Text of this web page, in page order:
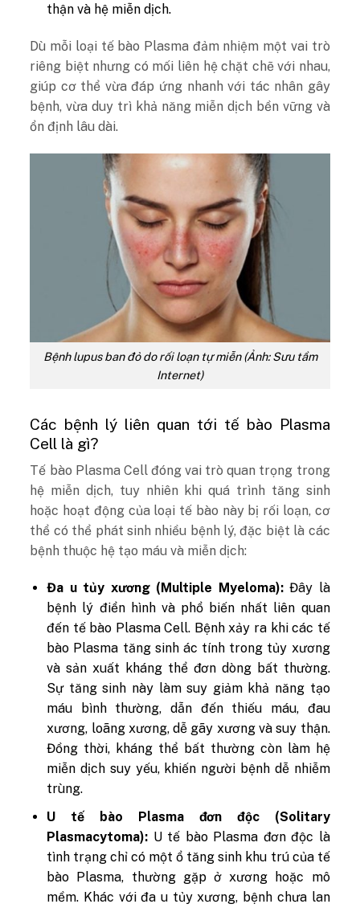
thận và hệ miễn dịch.
Dù mỗi loại tế bào Plasma đảm nhiệm một vai trò
riêng biệt nhưng có mối liên hệ chặt chẽ với nhau,
giúp cơ thể vừa đáp ứng nhanh với tác nhân gây
bệnh, vừa duy trì khả năng miễn dịch bền vững và
ổn định lâu dài.
Bệnh lupus ban đỏ do rối loạn tự miễn (Ảnh: Sưu tầm
Internet)
Các bệnh lý liên quan tới tế bào Plasma
Cell là gì?
Tế bào Plasma Cell đóng vai trò quan trọng trong
hệ miễn dịch, tuy nhiên khi quá trình tăng sinh
hoặc hoạt động của loại tế bào này bị rối loạn, cơ
thể có thể phát sinh nhiều bệnh lý, đặc biệt là các
bệnh thuộc hệ tạo máu và miễn dịch:
Đa u tủy xương (Multiple Myeloma):Đây là
bệnh lý điển hình và phổ biến nhất liên quan
đến tế bào Plasma Cell. Bệnh xảy ra khi các tế
bào Plasma tăng sinh ác tính trong tủy xương
và sản xuất kháng thể đơn dòng bất thường.
Sự tăng sinh này làm suy giảm khả năng tạo
máu bình thường, dẫn đến thiếu máu, đau
xương, loãng xương, dễ gãy xương và suy thận.
Đồng thời, kháng thể bất thường còn làm hệ
miễn dịch suy yếu, khiến người bệnh dễ nhiễm
trùng.
U tế bào Plasma đơn độc (Solitary
Plasmacytoma): U tế bào Plasma đơn độc là
tình trạng chỉ có một ổ tăng sinh khu trú của tế
bào Plasma, thường gặp ở xương hoặc mô
mềm. Khác với đa u tủy xương, bệnh chưa lan